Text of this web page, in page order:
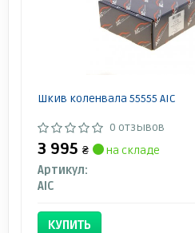
Шкив коленвала 55555 AIC
0 отзывов
3 995 ₴
на складе
Артикул:
AIC
КУПИТЬ